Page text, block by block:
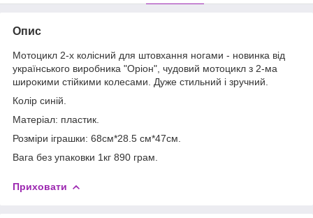
Опис
Мотоцикл 2-х колісний для штовхання ногами - новинка від
українського виробника "Оріон", чудовий мотоцикл з 2-ма
широкими стійкими колесами. Дуже стильний і зручний.
Колір синій.
Матеріал: пластик.
Розміри іграшки: 68см*28.5 см*47см.
Вага без упаковки 1кг 890 грам.
Приховати